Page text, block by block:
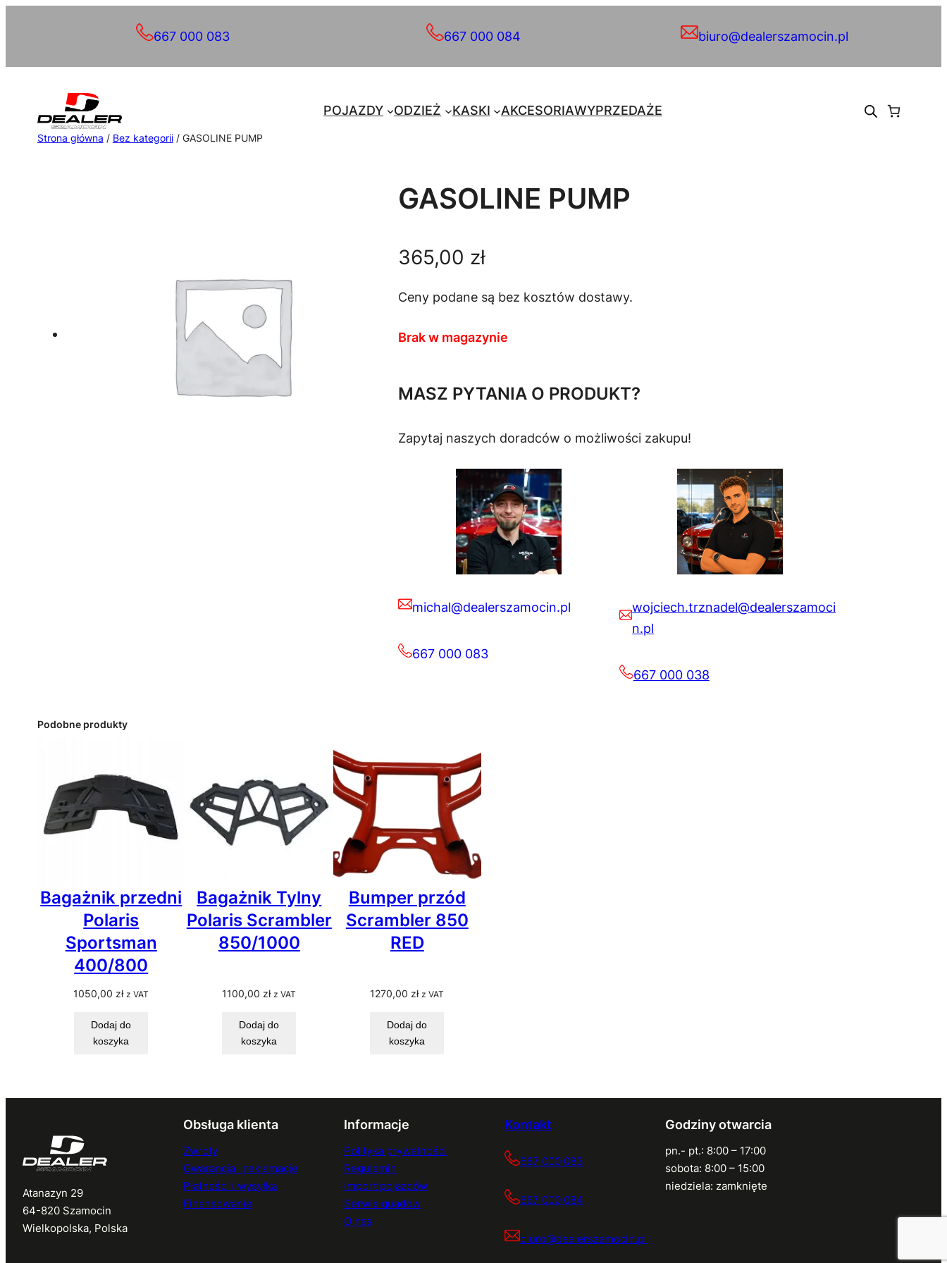
667 000 083 667 000 084 biuro@dealerszamocin.pl
POJAZDY ODZIEŻ KASKI AKCESORIAWYPRZEDAŻE
Strona główna / Bez kategorii/ GASOLINE PUMP
GASOLINE PUMP
365,00 zł
Ceny podane są bez kosztów dostawy.
Brak w magazynie
MASZ PYTANIA O PRODUKT?
Zapytaj naszych doradców o możliwości zakupu!
michal@dealerszamocin.pl
667 000 083
wojciech.trznadel@dealerszamoci
n.pl
667 000 038
Podobne produkty
Bagażnik przedni
Polaris
Sportsman
400/800
1050,00 zł z VAT
Dodaj do
koszyka
Bagażnik Tylny
Polaris Scrambler
850/1000
1100,00 zł z VAT
Dodaj do
koszyka
Bumper przód
Scrambler 850
RED
1270,00 zł z VAT
Dodaj do
koszyka
Atanazyn 29
64-820 Szamocin
Wielkopolska, Polska
Obsługa klienta
Zwroty
Gwarancja i reklamacje
Płatności i wysyłka
Finansowanie
Informacje
Polityka prywatności
Regulamin
Import pojazdów
Serwis quadów
O nas
Kontakt
667 000 083
667 000 084
biuro@dealerszamocin.pl
Godziny otwarcia
pn.- pt.: 8:00 – 17:00
sobota: 8:00 – 15:00
niedziela: zamknięte